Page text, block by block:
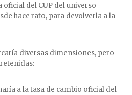
oficial del CUP del universo
hace rato, para devolverla a la
diversas dimensiones, pero
a la tasa de cambio oficial del